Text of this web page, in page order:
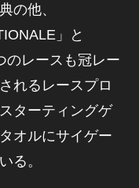
の他、
」と
のレースも冠レー
れるレースプロ
ターティングゲ
オルにサイゲー
る。